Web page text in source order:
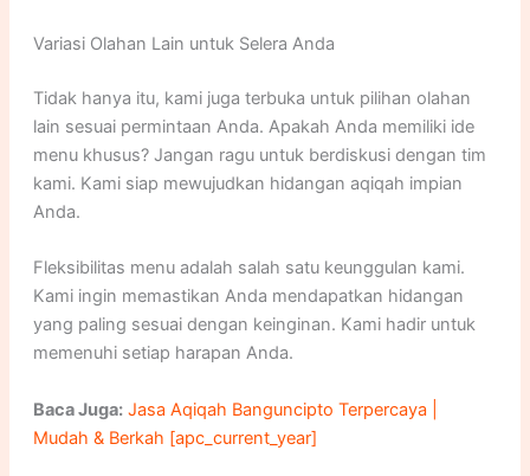
Variasi Olahan Lain untuk Selera Anda
Tidak hanya itu, kami juga terbuka untuk pilihan olahan
lain sesuai permintaan Anda. Apakah Anda memiliki ide
menu khusus? Jangan ragu untuk berdiskusi dengan tim
kami. Kami siap mewujudkan hidangan aqiqah impian
Anda.
Fleksibilitas menu adalah salah satu keunggulan kami.
Kami ingin memastikan Anda mendapatkan hidangan
yang paling sesuai dengan keinginan. Kami hadir untuk
memenuhi setiap harapan Anda.
Baca Juga: Jasa Aqiqah Banguncipto Terpercaya |
Mudah & Berkah [apc_current_year]